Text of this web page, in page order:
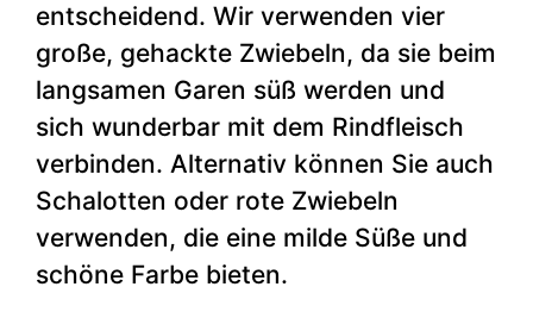
entscheidend. Wir verwenden vier
große, gehackte Zwiebeln, da sie beim
langsamen Garen süß werden und
sich wunderbar mit dem Rindfleisch
verbinden. Alternativ können Sie auch
Schalotten oder rote Zwiebeln
verwenden, die eine milde Süße und
schöne Farbe bieten.